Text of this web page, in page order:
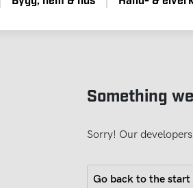
Something
Sorry! Our
Go back to the start